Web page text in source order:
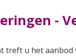
-
treft u het